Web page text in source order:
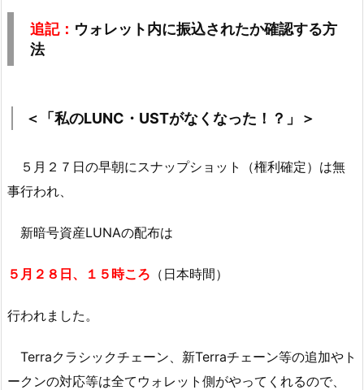
追記： ウォレット内に振込されたか確認する方
法
＜「私のLUNC・USTがなくなった！？」＞
５月２７日の早朝にスナップショット（権利確定）は無
事行われ、
新暗号資産LUNAの配布は
５月２８日、１５時ころ （日本時間）
行われました。
Terraクラシックチェーン、新Terraチェーン等の追加やト
ークンの対応等は全てウォレット側がやってくれるので、